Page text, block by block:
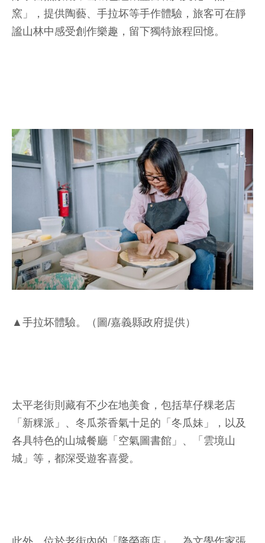
窯」，提供陶藝、手拉坏等手作體驗，旅客可在靜
謐山林中感受創作樂趣，留下獨特旅程回憶。
▲手拉坏體驗。（圖/嘉義縣政府提供）
太平老街則藏有不少在地美食，包括草仔粿老店
「新粿派」、冬瓜茶香氣十足的「冬瓜妹」，以及
各具特色的山城餐廳「空氣圖書館」、「雲境山
城」等，都深受遊客喜愛。